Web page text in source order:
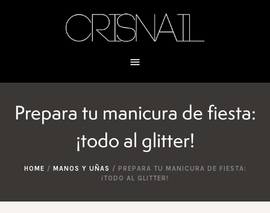
Prepara tu manicura de fiesta:
¡todo al glitter!
HOME / MANOS Y UÑAS / PREPARA TU MANICURA DE FIESTA:
¡TODO AL GLITTER!